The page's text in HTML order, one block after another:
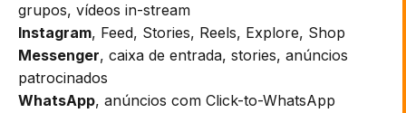
grupos, vídeos in-stream
Instagram, Feed, Stories, Reels, Explore, Shop
Messenger, caixa de entrada, stories, anúncios
patrocinados
WhatsApp, anúncios com Click-to-WhatsApp